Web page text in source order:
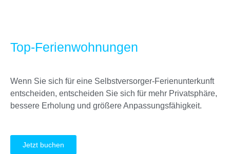
Top-Ferienwohnungen
Wenn Sie sich für eine Selbstversorger-Ferienunterkunft
entscheiden, entscheiden Sie sich für mehr Privatsphäre,
bessere Erholung und größere Anpassungsfähigkeit.
Jetzt buchen